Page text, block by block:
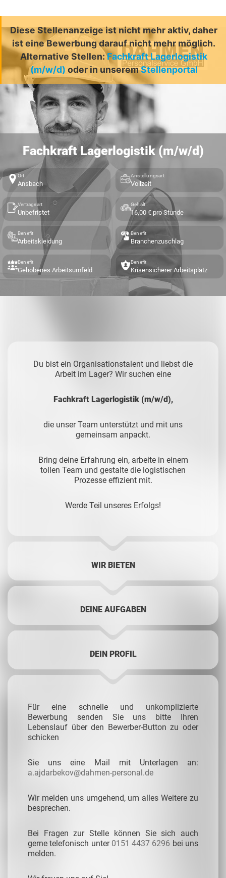
Diese Stellenanzeige ist nicht mehr aktiv, daher
ist eine Bewerbung darauf nicht mehr möglich.
Alternative Stellen:Fachkraft Lagerlogistik
(m/w/d) oder in unseremStellenportal
Fachkraft Lagerlogistik (m/w/d)
Ort
Ansbach
Anstellungsart
Vollzeit
Vertragsart
Unbefristet
Gehalt
16,00 € pro Stunde
Benefit
Arbeitskleidung
Benefit
Branchenzuschlag
Benefit
Gehobenes Arbeitsumfeld
Benefit
Krisensicherer Arbeitsplatz
Du bist ein Organisationstalent und liebst die
Arbeit im Lager? Wir suchen eine
Fachkraft Lagerlogistik (m/w/d),
die unser Team unterstützt und mit uns
gemeinsam anpackt.
Bring deine Erfahrung ein, arbeite in einem
tollen Team und gestalte die logistischen
Prozesse effizient mit.
Werde Teil unseres Erfolgs!
WIR BIETEN
DEINE AUFGABEN
DEIN PROFIL
Für eine schnelle und unkomplizierte
Bewerbung senden Sie uns bitte Ihren
Lebenslauf über den Bewerber-Button zu oder
schicken
Sie uns eine Mail mit Unterlagen an:
a.ajdarbekov@dahmen-personal.de
Wir melden uns umgehend, um alles Weitere zu
besprechen.
Bei Fragen zur Stelle können Sie sich auch
gerne telefonisch unter 0151 4437 6296 bei uns
melden.